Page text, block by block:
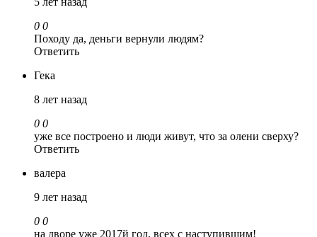
0 0
Походу да, деньги вернули людям?
Ответить
Гека
8 лет назад
0 0
уже все построено и люди живут, что за олени сверху?
Ответить
валера
9 лет назад
0 0
на дворе уже 2017й год, всех с наступившим!